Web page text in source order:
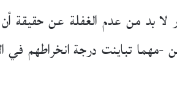
لا بد من عدم الغفلة عن حقيقة
مهما تباينت درجة انخراطهم في